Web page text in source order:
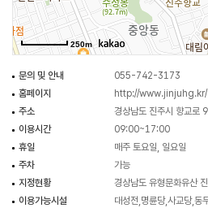
배치되어 있다. 현재 대성전, 동무와 서무, 내
그밖에 부속건물이 있다.
250m
문의 및 안내
055-742-3173
홈페이지
http://www.jinjuhg.kr/
주소
경상남도 진주시 향교로
이용시간
09:00~17:00
휴일
매주 토요일, 일요일
주차
가능
지정현황
경상남도 유형문화유산
이용가능시설
대성전,명륜당,사교당,동